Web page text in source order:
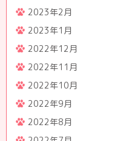
2023年2月
2023年1月
2022年12月
2022年11月
2022年10月
2022年9月
2022年8月